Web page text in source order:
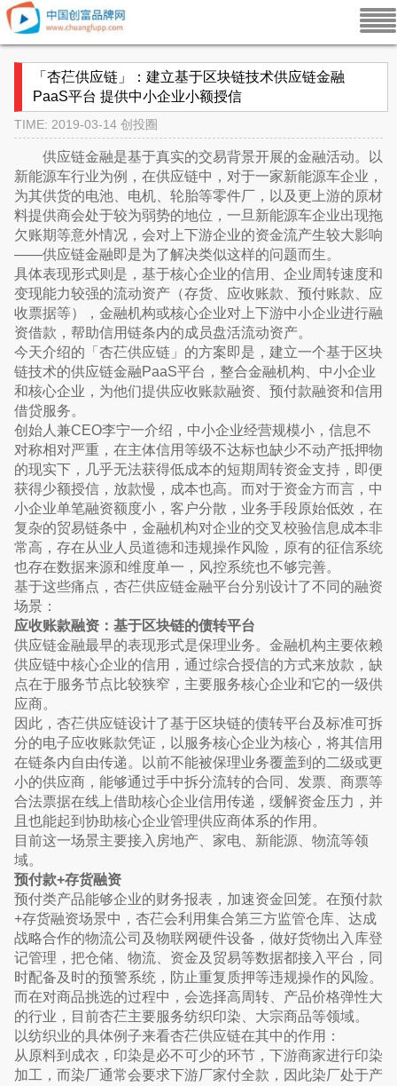
「杏芢供应链」：建立基于区块链技术供应链金融
PaaS平台 提供中小企业小额授信
TIME: 2019-03-14 创投圈
供应链金融是基于真实的交易背景开展的金融活动。以
新能源车行业为例，在供应链中，对于一家新能源车企业，
为其供货的电池、电机、轮胎等零件厂，以及更上游的原材
料提供商会处于较为弱势的地位，一旦新能源车企业出现拖
欠账期等意外情况，会对上下游企业的资金流产生较大影响
——供应链金融即是为了解决类似这样的问题而生。
具体表现形式则是，基于核心企业的信用、企业周转速度和
变现能力较强的流动资产（存货、应收账款、预付账款、应
收票据等），金融机构或核心企业对上下游中小企业进行融
资借款，帮助信用链条内的成员盘活流动资产。
今天介绍的「杏芢供应链」的方案即是，建立一个基于区块
链技术的供应链金融PaaS平台，整合金融机构、中小企业
和核心企业，为他们提供应收账款融资、预付款融资和信用
借贷服务。
创始人兼CEO李宁一介绍，中小企业经营规模小，信息不
对称相对严重，在主体信用等级不达标也缺少不动产抵押物
的现实下，几乎无法获得低成本的短期周转资金支持，即便
获得少额授信，放款慢，成本也高。而对于资金方而言，中
小企业单笔融资额度小，客户分散，业务手段原始低效，在
复杂的贸易链条中，⾦融机构对企业的交叉校验信息成本非
常高，存在从业人员道德和违规操作风险，原有的征信系统
也存在数据来源和维度单一，风控系统也不够完善。
基于这些痛点，杏芢供应链金融平台分别设计了不同的融资
场景：
应收账款融资：基于区块链的债转平台
供应链金融最早的表现形式是保理业务。金融机构主要依赖
供应链中核心企业的信用，通过综合授信的方式来放款，缺
点在于服务节点比较狭窄，主要服务核心企业和它的一级供
应商。
因此，杏芢供应链设计了基于区块链的债转平台及标准可拆
分的电子应收账款凭证，以服务核心企业为核心，将其信用
在链条内自由传递。以前不能被保理业务覆盖到的二级或更
小的供应商，能够通过手中拆分流转的合同、发票、商票等
合法票据在线上借助核心企业信用传递，缓解资金压力，并
且也能起到协助核心企业管理供应商体系的作用。
目前这一场景主要接入房地产、家电、新能源、物流等领
域。
预付款+存货融资
预付类产品能够企业的财务报表，加速资金回笼。在预付款
+存货融资场景中，杏芢会利用集合第三方监管仓库、达成
战略合作的物流公司及物联网硬件设备，做好货物出入库登
记管理，把仓储、物流、资金及贸易等数据都接入平台，同
时配备及时的预警系统，防止重复质押等违规操作的风险。
而在对商品挑选的过程中，会选择高周转、产品价格弹性大
的行业，目前杏芢主要服务纺织印染、大宗商品等领域。
以纺织业的具体例子来看杏芢供应链在其中的作用：
从原料到成衣，印染是必不可少的环节，下游商家进行印染
加工，而染厂通常会要求下游厂家付全款，因此染厂处于产